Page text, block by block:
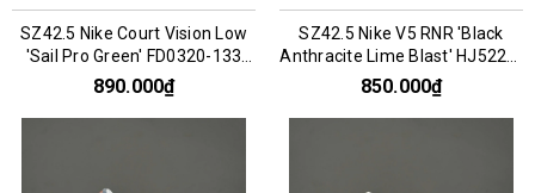
SZ42.5 Nike Court Vision Low
'Sail Pro Green' FD0320-133
066787
890.000₫
SZ42.5 Nike V5 RNR 'Black
Anthracite Lime Blast' HJ5228-
005 076200
850.000₫